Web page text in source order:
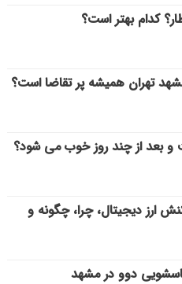
کدام بهتر است؟
تهران همیشه پر تقاضا است؟
بعد از چند روز خوب می‌ شود؟
ارز دیجیتال، چرا، چگونه و
دوو در مشهد